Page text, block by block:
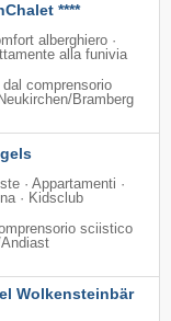
****
alberghiero ·
alla funivia
dal comprensorio
​Bramberg
· Appartamenti ·
· Kidsclub
sciistico
Wolkensteinbär